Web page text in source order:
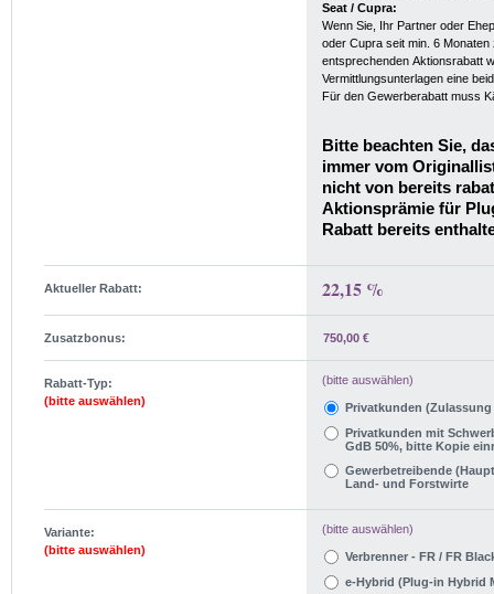
Seat / Cupra:
Wenn Sie, Ihr Partner oder
oder Cupra seit min. 6
entsprechenden Aktionsrabatt
Vermittlungsunterlagen eine
Für den Gewerberabatt muss
Bitte beachten Sie,
immer vom
nicht von bereits
Aktionsprämie für
Rabatt bereits
Aktueller Rabatt: 22,15 %
Zusatzbonus: 750,00 €
Rabatt-Typ:
(bitte auswählen)
(bitte auswählen)
Privatkunden
Privatkunden mit
GdB 50%, bitte Kopie
Gewerbetreibende
Land- und Forstwirte
Variante:
(bitte auswählen)
(bitte auswählen)
Verbrenner - FR / FR
e-Hybrid (Plug-in Hybrid